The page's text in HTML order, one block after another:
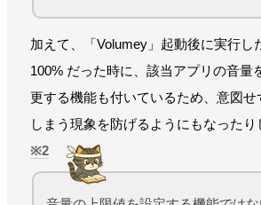
加えて、「Volumey」起動後に実行し
100% だった時に、該当アプリの音量
更する機能も付いているため、意図せ
しまう現象を防げるようにもなったり
2